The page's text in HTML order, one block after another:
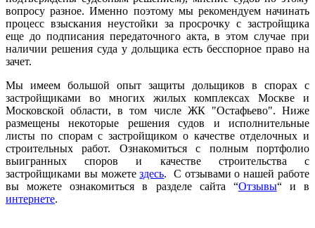
вопросу разное. Именно поэтому мы рекомендуем начинать
процесс взыскания неустойки за просрочку с застройщика
еще до подписания передаточного акта, в этом случае при
наличии решения суда у дольщика есть бесспорное право на
зачет.
Мы имеем большой опыт защиты дольщиков в спорах с
застройщиками во многих жилых комплексах Москве и
Московской области, в том числе ЖК "Остафьево". Ниже
размещены некоторые решения судов и исполнительные
листы по спорам с застройщиком о качестве отделочных и
строительных работ. Ознакомиться с полным портфолио
выигранных споров и качестве строительства с
застройщиками вы можетездесь. С отзывами о нашей работе
вы можете ознакомиться в разделе сайта “Отзывы“ и в
интернете.